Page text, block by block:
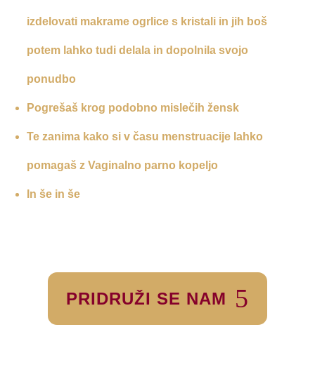
izdelovati makrame ogrlice s kristali in jih boš
potem lahko tudi delala in dopolnila svojo
ponudbo
Pogrešaš krog podobno mislečih žensk
Te zanima kako si v času menstruacije lahko
pomagaš z Vaginalno parno kopeljo
In še in še
PRIDRUŽI SE NAM